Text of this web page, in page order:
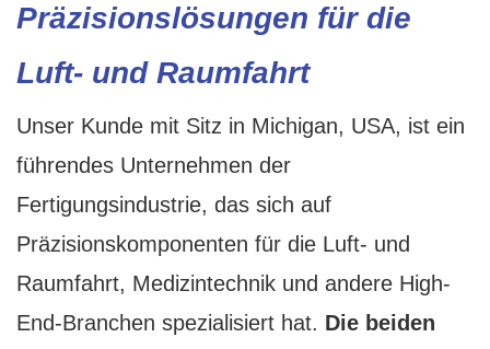
Präzisionslösungen für die
Luft- und Raumfahrt
Unser Kunde mit Sitz in Michigan, USA, ist ein
führendes Unternehmen der
Fertigungsindustrie, das sich auf
Präzisionskomponenten für die Luft- und
Raumfahrt, Medizintechnik und andere High-
End-Branchen spezialisiert hat. Die beiden